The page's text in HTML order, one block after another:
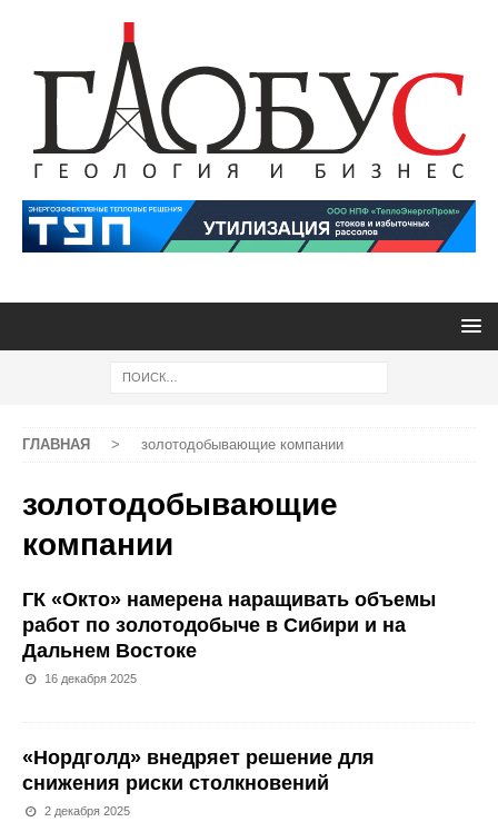
ГЛАВНАЯ > золотодобывающие компании
золотодобывающие
компании
ГК «Окто» намерена наращивать объемы
работ по золотодобыче в Сибири и на
Дальнем Востоке
16 декабря 2025
«Нордголд» внедряет решение для
снижения риски столкновений
2 декабря 2025